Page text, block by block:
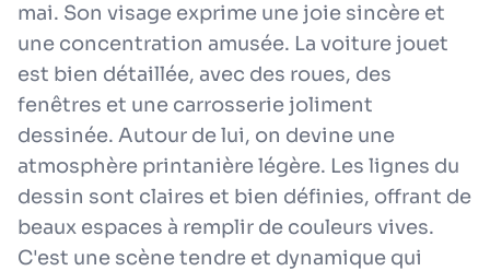
mai. Son visage exprime une joie sincère et
une concentration amusée. La voiture jouet
est bien détaillée, avec des roues, des
fenêtres et une carrosserie joliment
dessinée. Autour de lui, on devine une
atmosphère printanière légère. Les lignes du
dessin sont claires et bien définies, offrant de
beaux espaces à remplir de couleurs vives.
C'est une scène tendre et dynamique qui